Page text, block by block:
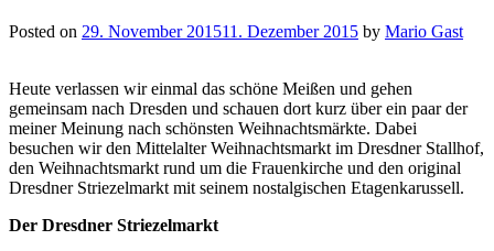
Posted on 29. November 201511. Dezember 2015 by Mario Gast
Heute verlassen wir einmal das schöne Meißen und gehen
gemeinsam nach Dresden und schauen dort kurz über ein paar der
meiner Meinung nach schönsten Weihnachtsmärkte. Dabei
besuchen wir den Mittelalter Weihnachtsmarkt im Dresdner Stallhof,
den Weihnachtsmarkt rund um die Frauenkirche und den original
Dresdner Striezelmarkt mit seinem nostalgischen Etagenkarussell.
Der Dresdner Striezelmarkt